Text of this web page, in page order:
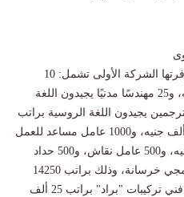
وأشار الوزير، إلى أن الفرص التي وفرتها الشركة الأولى تشمل: 10
مهندسين مدنيين براتب 25 ألف جنيه، و25 مهندسًا مدنيًا يجيدون اللغة
براتب 35 ألف جنيه، و10 مترجمين يجيدون اللغة الروسية براتب
25 ألف جنيه، و25 مساحًا براتب 20 ألف جنيه، و1000 عامل مساعد للعمل
بالهيلتي والصاروخ ، براتب 10400 جنيه، و500 عامل نقاش، و500 حداد
مسلح، و500 نجار مسلح، و500 فورمجي خرسانة، وذلك براتب 14250
جنيهًا لكل وظيفة، بالإضافة إلى 250 فني تركيبات "براد" براتب 25 ألف